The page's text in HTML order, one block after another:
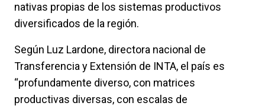
nativas propias de los sistemas productivos
diversificados de la región.
Según Luz Lardone, directora nacional de
Transferencia y Extensión de INTA, el país es
“profundamente diverso, con matrices
productivas diversas, con escalas de